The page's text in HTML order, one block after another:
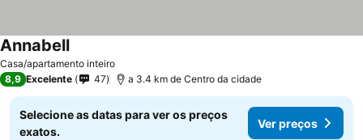
Casa/apartamento inteiro
Annabell
8,9 Excelente 47 a 3.4 km de Centro da cidade
Selecione as datas para ver os preços
exatos.
Ver preços